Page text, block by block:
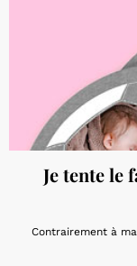
Je tente le
Contrairement à